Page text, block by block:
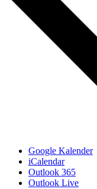
Google Kalender
iCalendar
Outlook 365
Outlook Live